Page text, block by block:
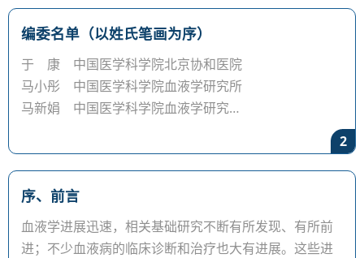
教学和研究工作，1983～1992年
编委名单（以姓氏笔画为序）
于 康 中国医学科学院北京协和医院
马小彤 中国医学科学院血液学研究所
马新娟 中国医学科学院血液学研究所
王 玫 中国医学科学
2
序、前言
血液学进展迅速，相关基础研究不断有所发现、有所前
进；不少血液病的临床诊断和治疗也大有进展。这些进